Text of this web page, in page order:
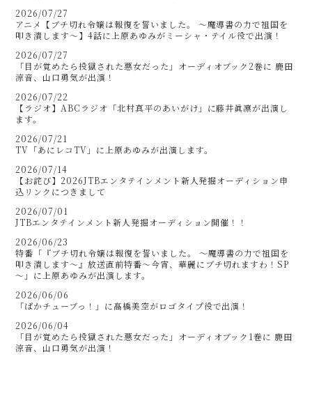
2026/07/27
アニメ【ブチ切れ令嬢は報復を誓いました。 ～魔導書の力で祖国を
叩き潰します～】4話に上原あゆみがミーシャ・テイル役で出演！
2026/07/27
「目が覚めたら投獄された悪女だった」オーディオブック2巻に 鹿田
涼音、山口勇気が出演！
2026/07/22
【ラジオ】ABCラジオ「北村真平のあいがけ」に藤井眞凛が出演し
ます。
2026/07/21
TV「あにレコTV」に上原あゆみが出演します。
2026/07/14
【お詫び】2026JTBエンタテインメント新人発掘オーディション申
込リンクにつきまして
2026/07/01
JTBエンタテインメント新人発掘オーディション開催！！
2026/06/23
特番「『ブチ切れ令嬢は報復を誓いました。 ～魔導書の力で祖国を
叩き潰します～』放送直前特番～今宵、華麗にブチ切れますわ！SP
～」に上原あゆみが出演します。
2026/06/06
「ぱかチューブっ！」に髙橋美空がロゴタイプ役で出演！
2026/06/04
「目が覚めたら投獄された悪女だった」オーディオブック1巻に 鹿田
涼音、山口勇気が出演！